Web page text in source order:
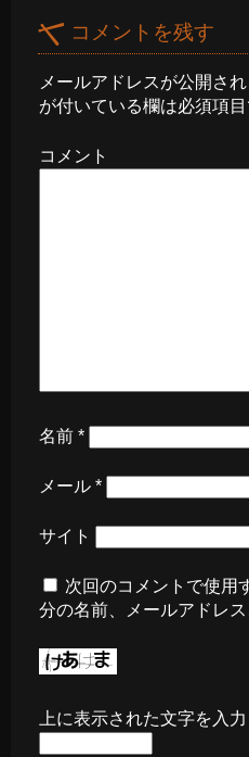
コメントを残す
メールアドレスが公開さ
が付いている欄は必須項
コメント
名前 *
メール *
サイト
次回のコメントで使用
分の名前、メールアドレス
上に表示された文字を入